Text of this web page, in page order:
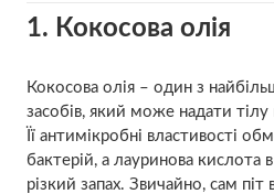
1. Кокосова олія
Кокосова олія – один з
засобів, який може надати
Її антимікробні властивості
бактерій, а лауринова кислота
різкий запах. Звичайно, сам піт